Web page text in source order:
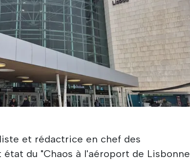
et rédactrice en chef des
état du "Chaos à l'aéroport de Lisbonne